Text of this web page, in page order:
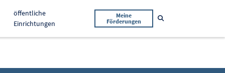
öffentliche
Einrichtungen
Meine
Förderungen